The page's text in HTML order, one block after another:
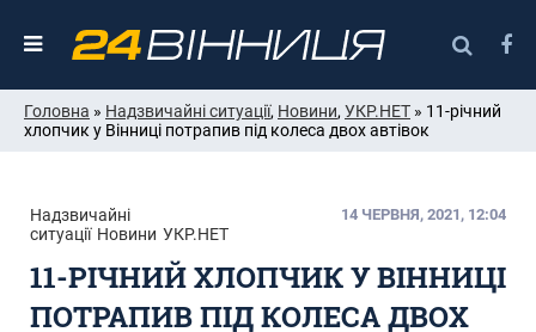
Головна » Надзвичайні ситуації, Новини, УКР.НЕТ » 11-річний
хлопчик у Вінниці потрапив під колеса двох автівок
Надзвичайні
ситуації Новини УКР.НЕТ
14 ЧЕРВНЯ, 2021, 12:04
11-РІЧНИЙ ХЛОПЧИК У ВІННИЦІ
ПОТРАПИВ ПІД КОЛЕСА ДВОХ